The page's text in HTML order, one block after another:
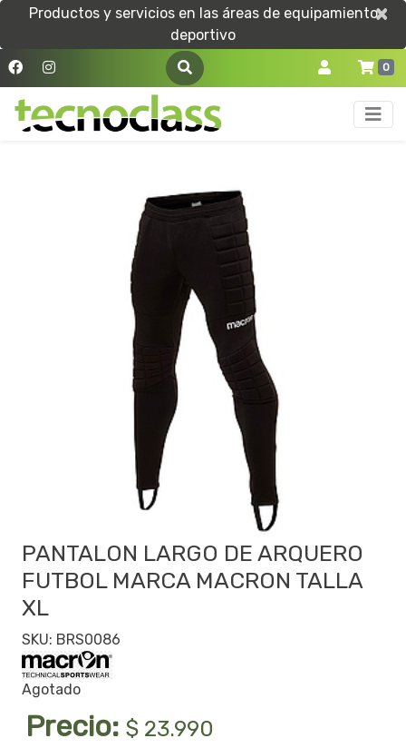
Productos y servicios en las áreas de equipamiento
deportivo
×
×
0
PANTALON LARGO DE ARQUERO
FUTBOL MARCA MACRON TALLA
XL
SKU: BRS0086
Agotado
Precio: $ 23.990